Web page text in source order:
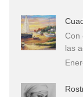
Con
las